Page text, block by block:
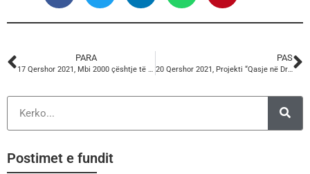
PARA
17 Qershor 2021, Mbi 2000 çështje të mosmarrëveshjeve në punë u paraqitën për shqyrtim në gjykatat shqiptare në 2019.
PAS
20 Qershor 2021, Projekti “Qasje në Drejtësi për Zgjidhjen e Mosmarrëveshjeve në Vendin e Punës përmes Ndërmjetësimit dhe Pajtimit”.
Postimet e fundit